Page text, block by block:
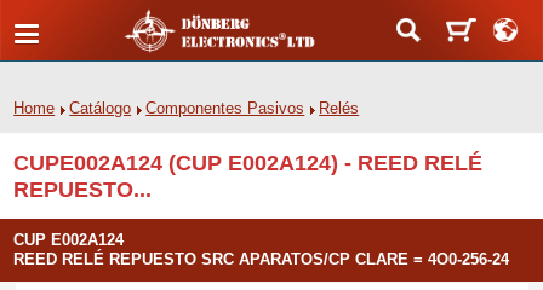
Home Catálogo Componentes Pasivos Relés
CUPE002A124 (CUP E002A124) - REED RELÉ
REPUESTO...
CUP E002A124
REED RELÉ REPUESTO SRC APARATOS/CP CLARE = 4O0-256-24